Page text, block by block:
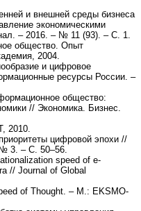
и внешней среды бизнеса
экономическими
– 2016. – № 11 (93). – С. 1.
общество. Опыт
2004.
и цифровое
ресурсы России. –
общество:
// Экономика. Бизнес.
2010.
цифровой эпохи //
3. – С. 50–56.
speed of e-
// Journal of Global
of Thought. – М.: EKSMO-